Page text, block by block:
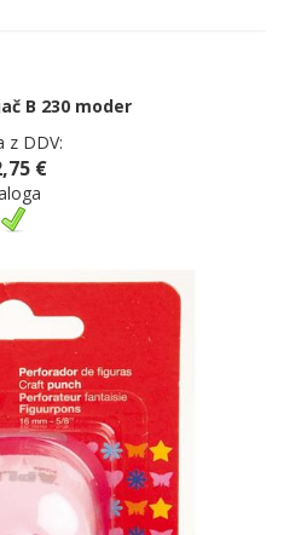
B 230 moder
z DDV:
€